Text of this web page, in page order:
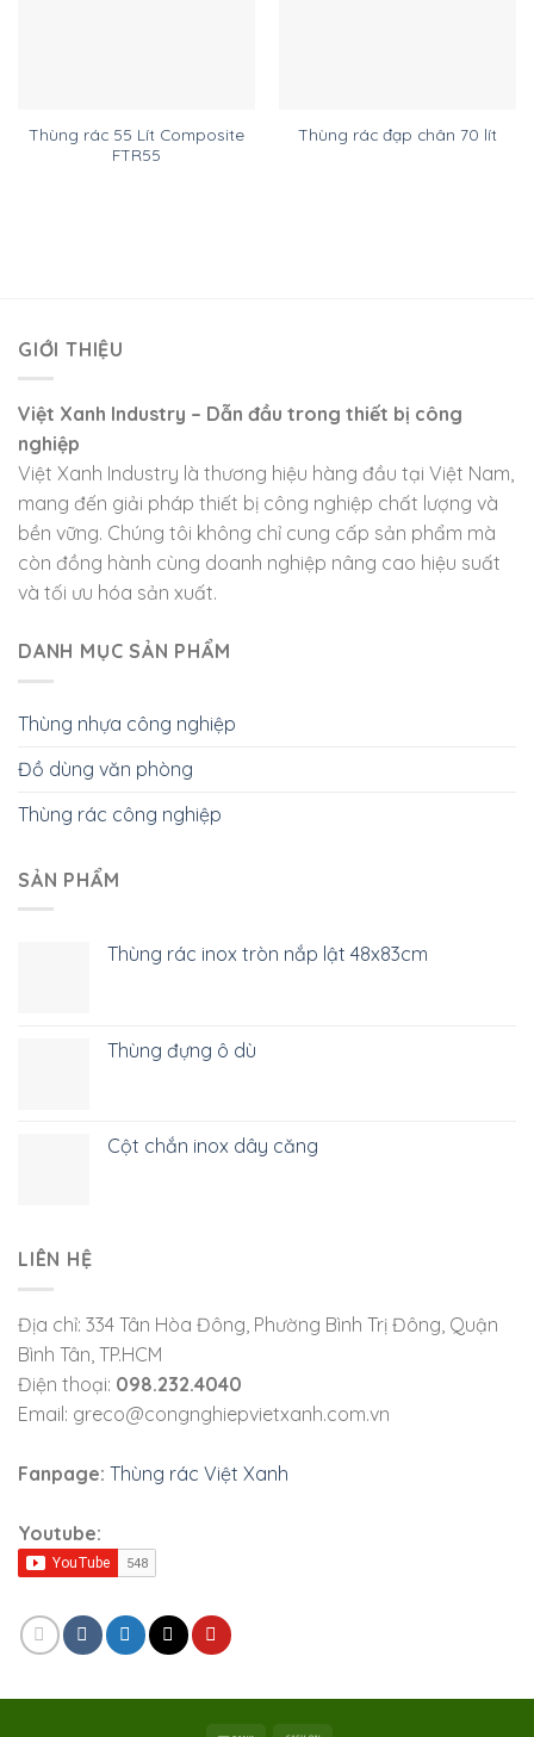
Thùng rác 55 Lít Composite
FTR55
Thùng rác đạp chân 70 lít
GIỚI THIỆU
Việt Xanh Industry – Dẫn đầu trong thiết bị công
nghiệp
Việt Xanh Industry là thương hiệu hàng đầu tại Việt Nam,
mang đến giải pháp thiết bị công nghiệp chất lượng và
bền vững. Chúng tôi không chỉ cung cấp sản phẩm mà
còn đồng hành cùng doanh nghiệp nâng cao hiệu suất
và tối ưu hóa sản xuất.
DANH MỤC SẢN PHẨM
Thùng nhựa công nghiệp
Đồ dùng văn phòng
Thùng rác công nghiệp
SẢN PHẨM
Thùng rác inox tròn nắp lật 48x83cm
Thùng đựng ô dù
Cột chắn inox dây căng
LIÊN HỆ
Địa chỉ: 334 Tân Hòa Đông, Phường Bình Trị Đông, Quận
Bình Tân, TP.HCM
Điện thoại: 098.232.4040
Email: greco@congnghiepvietxanh.com.vn
Fanpage: Thùng rác Việt Xanh
Youtube: